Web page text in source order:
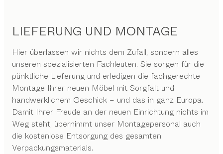
LIEFERUNG UND MONTAGE
Hier überlassen wir nichts dem Zufall, sondern alles
unseren spezialisierten Fachleuten. Sie sorgen für die
pünktliche Lieferung und erledigen die fachgerechte
Montage Ihrer neuen Möbel mit Sorgfalt und
handwerklichem Geschick – und das in ganz Europa.
Damit Ihrer Freude an der neuen Einrichtung nichts im
Weg steht, übernimmt unser Montagepersonal auch
die kostenlose Entsorgung des gesamten
Verpackungsmaterials.